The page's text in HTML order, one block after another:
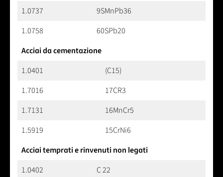
1.0737
9SMnPb36
1.0758
60SPb20
Acciai da cementazione
1.0401
(C15)
1.7016
17CR3
1.7131
16MnCr5
1.5919
15CrNi6
Acciai temprati e rinvenuti non legati
1.0402
C 22